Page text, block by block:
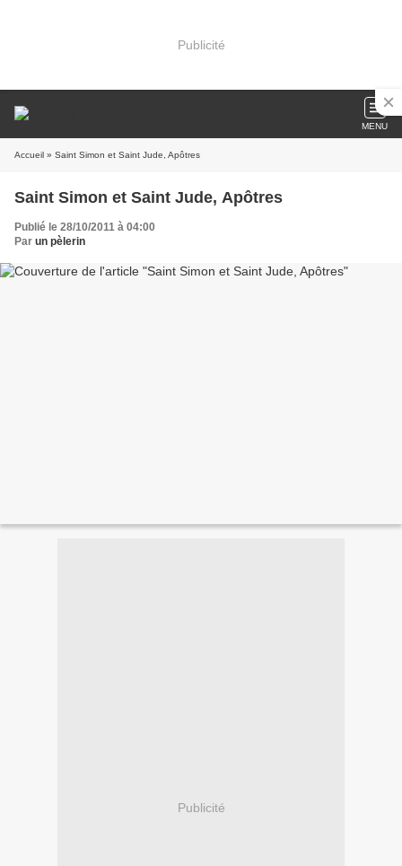
Publicité
MENU
Accueil » Saint Simon et Saint Jude, Apôtres
Saint Simon et Saint Jude, Apôtres
Publié le 28/10/2011 à 04:00
Par un pèlerin
Publicité